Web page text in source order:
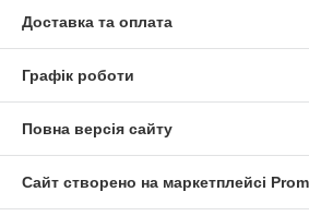
Доставка та оплата
Графік роботи
Повна версія сайту
Сайт створено на маркетплейсі